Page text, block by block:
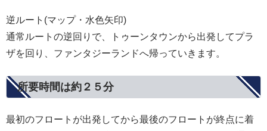
逆ルート(マップ・水色矢印)
通常ルートの逆回りで、トゥーンタウンから出発してプラ
ザを回り、ファンタジーランドへ帰っていきます。
所要時間は約２５分
最初のフロートが出発してから最後のフロートが終点に着